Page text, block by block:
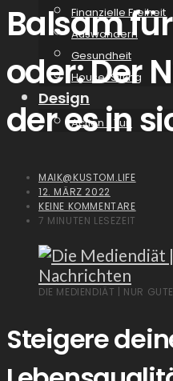
Finanzielle Freiheit
Auswandern
Gesundheit
House-Sitting
Design
Action / Tun
Balsam
oder: Der
der es in
MAIK@KUSTOM.LIFE
12. MÄRZ 2022
KEINE KOMMENTARE
7 MINUTEN LESEZEIT
DIE MEDIENDIÄT | NUR
Steigere